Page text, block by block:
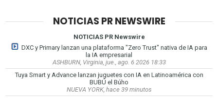
NOTICIAS PR NEWSWIRE
NOTICIAS PR Newswire
DXC y Primary lanzan una plataforma "Zero Trust" nativa de IA para
la IA empresarial
ASHBURN, Virginia, jue., ago. 6 2026 18:33
Tuya Smart y Advance lanzan juguetes con IA en Latinoamérica con
BUBÚ el Búho
NUEVA YORK, hace 39 minutos